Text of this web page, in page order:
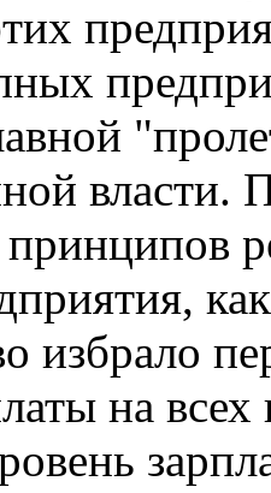
власти.
принципов
избрало
на